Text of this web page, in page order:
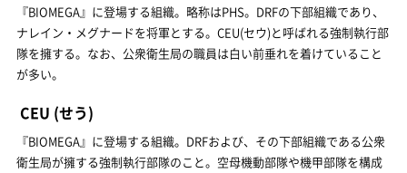
『BIOMEGA』に登場する組織。略称はPHS。DRFの下部組織であり、
ナレイン・メグナードを将軍とする。CEU(セウ)と呼ばれる強制執行部
隊を擁する。なお、公衆衛生局の職員は白い前垂れを着けていること
が多い。
CEU (せう)
『BIOMEGA』に登場する組織。DRFおよび、その下部組織である公衆
衛生局が擁する強制執行部隊のこと。空母機動部隊や機甲部隊を構成